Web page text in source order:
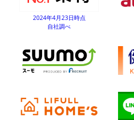
2024年4月23日時点
自社調べ